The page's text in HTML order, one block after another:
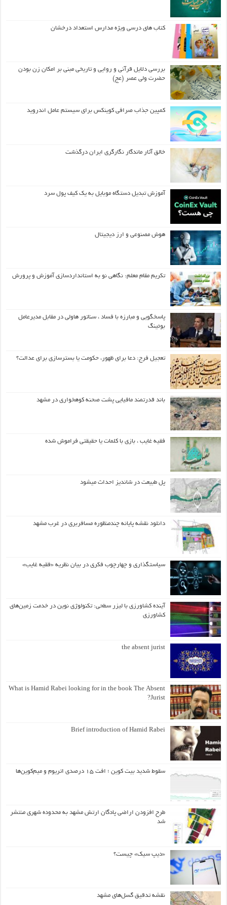
کتاب های درسی ویژه مدارس استعداد درخشان
بررسی دلایل قرآنی و روایی و تاریخی مبنی بر امکان زن بودن
حضرت ولی عصر (عج)
کمپین جذاب صرافی کوینکس برای سیستم عامل اندروید
خالق آثار ماندگار نگارگری ایران درگذشت
آموزش تبدیل دستگاه موبایل به یک کیف‌ پول سرد
هوش مصنوعی و ارز دیجیتال
تکریم مقام معلم: نگاهی نو به استانداردسازی آموزش و پرورش
پاسخگویی و مبارزه با فساد ، سناتور هاولی در مقابل مدیرعامل
بوئینگ
تعجیل فرج: دعا برای ظهور، حکومت یا بسترسازی برای عدالت؟
باند قدرتمند مافیایی پشت صحنه کوهخواری در مشهد
فقیه غایب ، بازی با کلمات یا حقیقتی فراموش شده
پل طبیعت در شاندیز احداث میشود
دانلود نقشه پایانه چندمنظوره مسافربری در غرب مشهد
سیاستگذاری و چهارچوب فکری در بیان نظریه «فقیه غایب»
آینده کشاورزی با لیزر سطحی: تکنولوژی نوین در خدمت زمین‌های
کشاورزی
the absent jurist
What is Hamid Rabei looking for in the book The Absent
Jurist?
Brief introduction of Hamid Rabei
سقوط شدید بیت کوین ؛ افت ۱۵ درصدی اتریوم و میم‌کوین‌ها
طرح افزودن اراضی پادگان ارتش مشهد به محدوده شهری منتشر
شد
«دیپ سیک» چیست؟
نقشه تدقیق گسل‌های مشهد